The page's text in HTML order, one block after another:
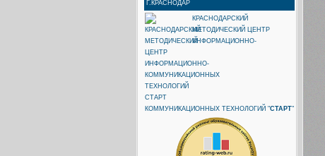
КРАСНОДАРСКИЙ
МЕТОДИЧЕСКИЙ ЦЕНТР
ИНФОРМАЦИОННО-
КОММУНИКАЦИОННЫХ ТЕХНОЛОГИЙ "СТАРТ"